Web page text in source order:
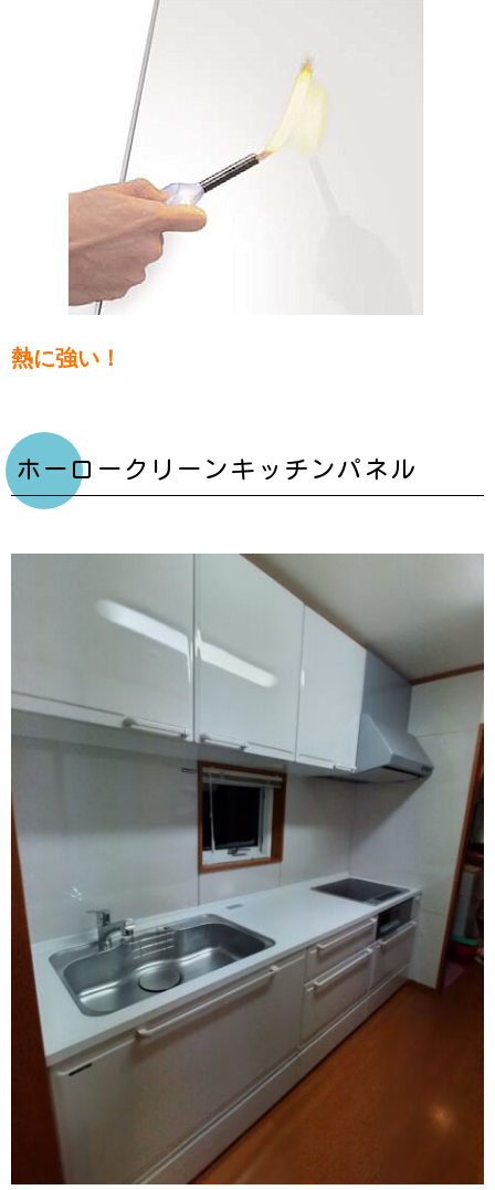
熱に強い！
ホーロークリーンキッチンパネル